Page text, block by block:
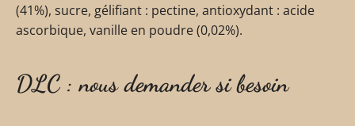
(41%), sucre, gélifiant : pectine, antioxydant : acide
ascorbique, vanille en poudre (0,02%).
DLC : nous demander si besoin